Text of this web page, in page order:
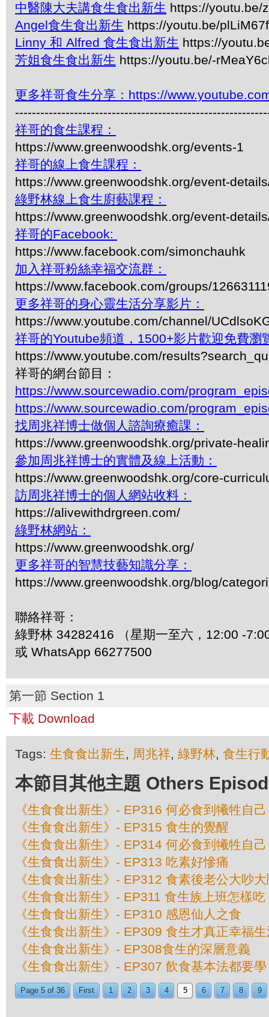
中醫陳大夫講食生食出新生 https://youtu.be/
Angel食生食出新生 https://youtu.be/
Linny 和 Alfred 食生食出新生 https://
芳姐食生食出新生 https://youtu.be/-
更多祥哥食生分享：https://
祥哥的食生課程：
https://www.greenwoodshk.org/events-1
祥哥的線上食生課程：
https://www.greenwoodshk.org/event-
綠野林線上食生廚藝課程：
https://www.greenwoodshk.org/event-
祥哥的Facebook:
https://www.facebook.com/simonchauhk
加入祥哥粉絲幸福交流群：
https://www.facebook.com/groups/
更多祥哥的身心靈生活分享影片：
https://www.youtube.com/channel/
祥哥的Youtube頻道，1500+影片歡迎免費瀏
https://www.youtube.com/
祥哥的網台節目：
https://www.sourcewadio.com/
https://www.sourcewadio.com/
找周兆祥博士做個人諮詢療癒課：
https://www.greenwoodshk.org/private-
參加周兆祥博士的實體及線上活動：
https://www.greenwoodshk.org/core-
訪周兆祥博士的個人網站收料：
https://alivewithdrgreen.com/
綠野林網站：
https://www.greenwoodshk.org/
更多祥哥的智慧技藝知識分享：
https://www.greenwoodshk.org/blog/
聯絡祥哥：
綠野林 34282416 （星期一至六，12:00 -
或 WhatsApp 66277500
第一節 Section 1
下載 Download
Tags: 生食食出新生, 周兆祥, 綠野林, 食生行
本節目其他主題 Others
《生食食出新生》- EP316 何必食到犧牲自己
《生食食出新生》- EP315 食生的覺醒
《生食食出新生》- EP314 何必食到犧牲自己
《生食食出新生》- EP313 吃素好慘痛
《生食食出新生》- EP312 食素後老公大吵
《生食食出新生》- EP311 食生族上班怎樣吃
《生食食出新生》- EP310 感恩仙人之食
《生食食出新生》- EP309 食生才真正幸福
《生食食出新生》- EP308食生的深層意義
《生食食出新生》- EP307 飲食基本法都要
Page 5 of 36 First 1 2 3 4 5 6 7 8 9